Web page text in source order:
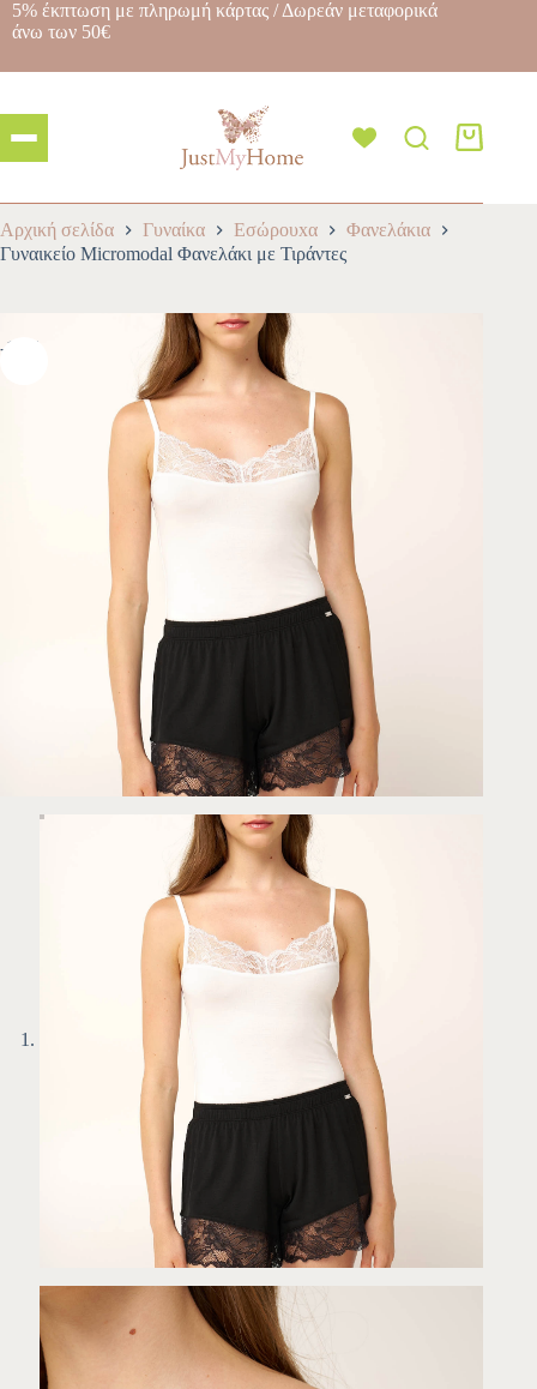
5% έκπτωση με πληρωμή κάρτας / Δωρεάν μεταφορικά
άνω των 50€
Αρχική σελίδα Γυναίκα Εσώρουxα
Φανελάκια
Γυναικείο Micromodal Φανελάκι με Τιράντες
-10%